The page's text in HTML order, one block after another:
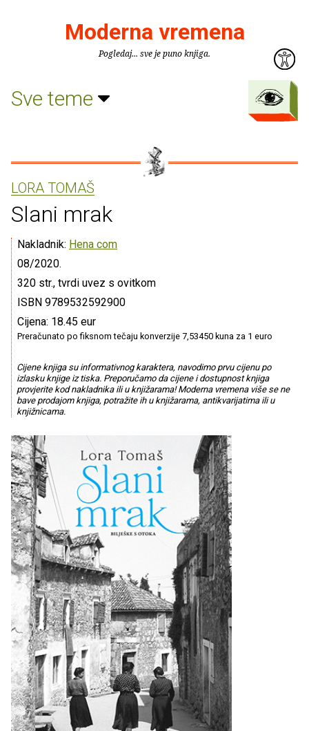
Moderna vremena
Pogledaj... sve je puno knjiga.
Sve teme
LORA TOMAŠ
Slani mrak
Nakladnik: Hena com
08/2020.
320 str., tvrdi uvez s ovitkom
ISBN 9789532592900
Cijena: 18.45 eur
Preračunato po fiksnom tečaju konverzije 7,53450 kuna za 1 euro
Cijene knjiga su informativnog karaktera, navodimo prvu cijenu po
izlasku knjige iz tiska. Preporučamo da cijene i dostupnost knjiga
provjerite kod nakladnika ili u knjižarama! Moderna vremena više se ne
bave prodajom knjiga, potražite ih u knjižarama, antikvarijatima ili u
knjižnicama.